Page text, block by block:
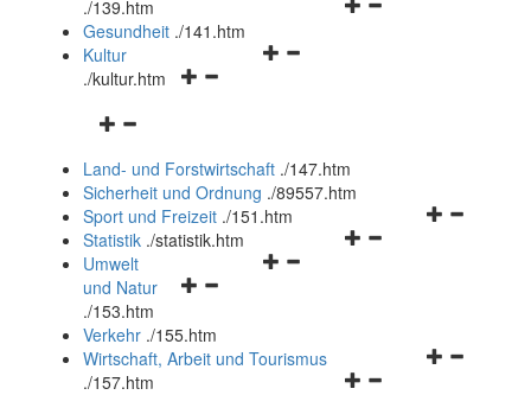
./139.htm
Navigationsmenü
Gesundheit ./141.htm
Navigationsmenü
Kultur
./kultur.htm
Navigationsmenü
und
schließen
Land- und Forstwirtschaft ./147.htm
Sicherheit und Ordnung ./89557.htm
Navigationsmenü
Sport und Freizeit ./151.htm
Navigationsmenü
Statistik ./statistik.htm
Navigationsmenü
und
schließen
Umwelt
und Natur
./153.htm
Verkehr ./155.htm
Navigationsmenü
Wirtschaft, Arbeit und Tourismus
./157.htm